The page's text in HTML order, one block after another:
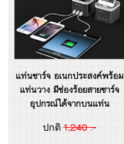
แท่นชาร์จ อเนกประสงค์พร้อม
แท่นวาง มีช่องร้อยสายชาร์จ
อุปกรณ์ได้จากบนแท่น
ปกติ 1,240 .-